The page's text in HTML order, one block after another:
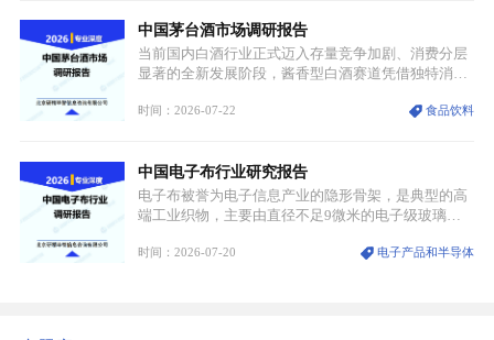
密制造流程。
中国茅台酒市场调研报告
当前国内白酒行业正式迈入存量竞争加剧、消费分层
显著的全新发展阶段，酱香型白酒赛道凭借独特消费
道。贵州茅台凭借独一无二的核心产区壁垒、刚性产
业。
时间：2026-07-22 食品饮料
中国电子布行业研究报告
电子布被誉为电子信息产业的隐形骨架，是典型的高
端工业织物，主要由直径不足9微米的电子级玻璃纤
生产制造过程中不可或缺的核心基材。电子布具备高
时间：2026-07-20 电子产品和半导体